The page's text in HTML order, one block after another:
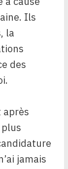
Ils
la
des
après
plus
jamais